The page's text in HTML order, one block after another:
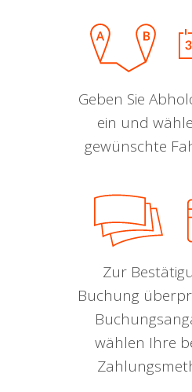
Geben Sie
ein und
gewünschte
Zur
Buchung
wählen Ihre